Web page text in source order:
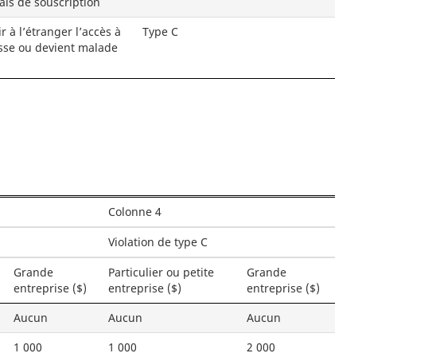
l’étranger l’accès à
ou devient malade
Type C
Colonne 4
Violation de type C
Grande
entreprise ($)
Particulier ou petite
entreprise ($)
Grande
entreprise ($)
Aucun Aucun
Aucun
1 000 1 000 2 000